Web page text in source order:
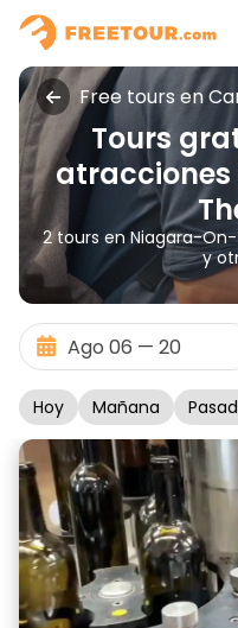
Free tours en
Tours
2 tours en Niagara-
y
Hoy Mañana